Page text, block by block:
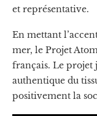
et représentative.
En mettant
mer, le Projet
français. Le projet
authentique du
positivement la